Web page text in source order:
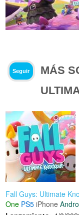
Seguir
MÁS
Fall Guys: Ultimate
One PS5 iPhone